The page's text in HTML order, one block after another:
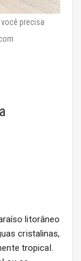
precisa
litorâneo
cristalinas,
tropical.